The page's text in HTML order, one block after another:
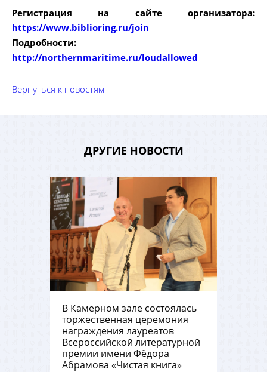
Регистрация на сайте организатора:
https://www.biblioring.ru/join
Подробности:
http://northernmaritime.ru/loudallowed
Вернуться к новостям
ДРУГИЕ НОВОСТИ
В Камерном зале состоялась
торжественная церемония
награждения лауреатов
Всероссийской литературной
премии имени Фёдора
Абрамова «Чистая книга»